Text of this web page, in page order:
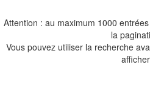
Attention : au maximum 1000
la
Vous pouvez utiliser la recherche